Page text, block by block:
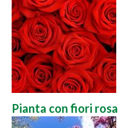
Pianta con fiori rosa